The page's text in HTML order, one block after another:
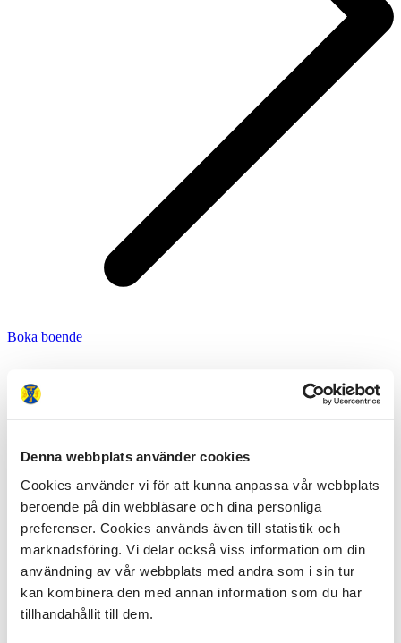
Denna webbplats använder cookies
Cookies använder vi för att kunna anpassa vår webbplats
beroende på din webbläsare och dina personliga
preferenser. Cookies används även till statistik och
marknadsföring. Vi delar också viss information om din
användning av vår webbplats med andra som i sin tur
kan kombinera den med annan information som du har
tillhandahållit till dem.
Boka boende